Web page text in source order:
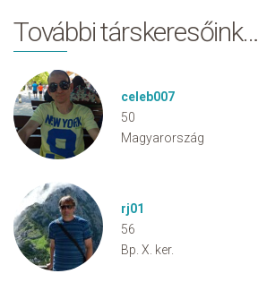
További társkeresőink…
celeb007
50
Magyarország
rj01
56
Bp. X. ker.